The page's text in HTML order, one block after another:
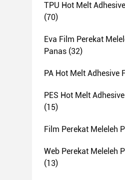
TPU Hot Melt
(70)
Eva Film Perekat
Panas (32)
PA Hot Melt Adhesive
PES Hot Melt
(15)
Film Perekat Meleleh
Web Perekat Meleleh
(13)